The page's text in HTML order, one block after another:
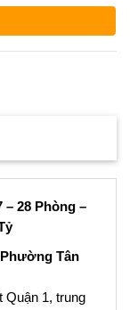
– 28 Phòng –
Phường Tân
Quận 1, trung